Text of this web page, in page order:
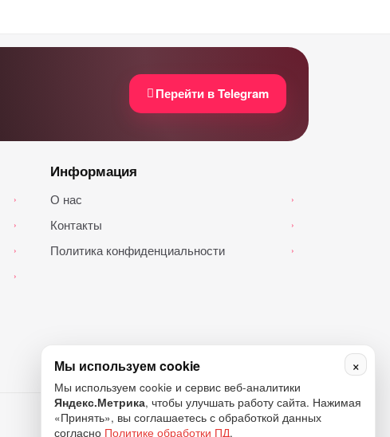
Перейти в Telegram
›
›
›
›
Информация
О нас ›
Контакты ›
Политика конфиденциальности ›
×
Мы используем cookie
Мы используем cookie и сервис веб-аналитики
Яндекс.Метрика, чтобы улучшать работу сайта. Нажимая
«Принять», вы соглашаетесь с обработкой данных
согласно Политике обработки ПД.